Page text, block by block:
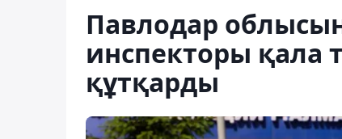
Павлодар
инспекторы қала
құтқарды